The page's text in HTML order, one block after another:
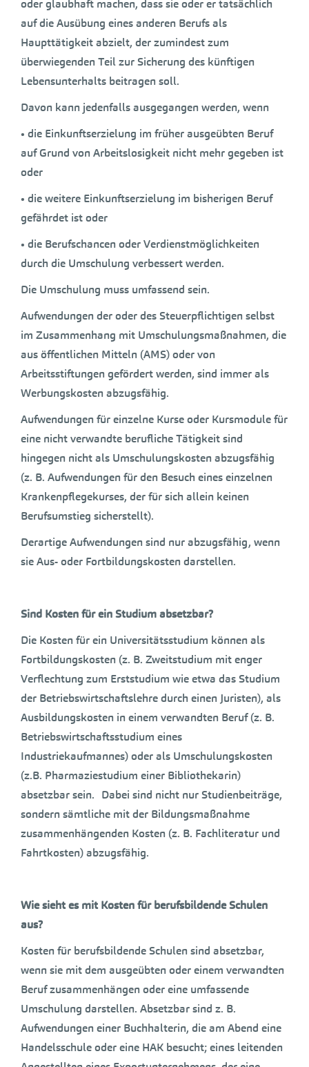
oder glaubhaft machen, dass sie oder er tatsächlich
auf die Ausübung eines anderen Berufs als
Haupttätigkeit abzielt, der zumindest zum
überwiegenden Teil zur Sicherung des künftigen
Lebensunterhalts beitragen soll.
Davon kann jedenfalls ausgegangen werden, wenn
• die Einkunftserzielung im früher ausgeübten Beruf
auf Grund von Arbeitslosigkeit nicht mehr gegeben ist
oder
• die weitere Einkunftserzielung im bisherigen Beruf
gefährdet ist oder
• die Berufschancen oder Verdienstmöglichkeiten
durch die Umschulung verbessert werden.
Die Umschulung muss umfassend sein.
Aufwendungen der oder des Steuerpflichtigen selbst
im Zusammenhang mit Umschulungsmaßnahmen, die
aus öffentlichen Mitteln (AMS) oder von
Arbeitsstiftungen gefördert werden, sind immer als
Werbungskosten abzugsfähig.
Aufwendungen für einzelne Kurse oder Kursmodule für
eine nicht verwandte berufliche Tätigkeit sind
hingegen nicht als Umschulungskosten abzugsfähig
(z. B. Aufwendungen für den Besuch eines einzelnen
Krankenpflegekurses, der für sich allein keinen
Berufsumstieg sicherstellt).
Derartige Aufwendungen sind nur abzugsfähig, wenn
sie Aus- oder Fortbildungskosten darstellen.
Sind Kosten für ein Studium absetzbar?
Die Kosten für ein Universitätsstudium können als
Fortbildungskosten (z. B. Zweitstudium mit enger
Verflechtung zum Erststudium wie etwa das Studium
der Betriebswirtschaftslehre durch einen Juristen), als
Ausbildungskosten in einem verwandten Beruf (z. B.
Betriebswirtschaftsstudium eines
Industriekaufmannes) oder als Umschulungskosten
(z.B. Pharmaziestudium einer Bibliothekarin)
absetzbar sein. Dabei sind nicht nur Studienbeiträge,
sondern sämtliche mit der Bildungsmaßnahme
zusammenhängenden Kosten (z. B. Fachliteratur und
Fahrtkosten) abzugsfähig.
Wie sieht es mit Kosten für berufsbildende Schulen
aus?
Kosten für berufsbildende Schulen sind absetzbar,
wenn sie mit dem ausgeübten oder einem verwandten
Beruf zusammenhängen oder eine umfassende
Umschulung darstellen. Absetzbar sind z. B.
Aufwendungen einer Buchhalterin, die am Abend eine
Handelsschule oder eine HAK besucht; eines leitenden